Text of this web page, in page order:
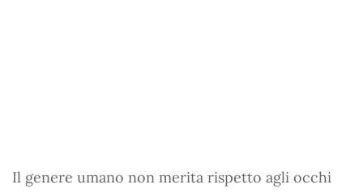
Il genere umano non merita rispetto agli occhi